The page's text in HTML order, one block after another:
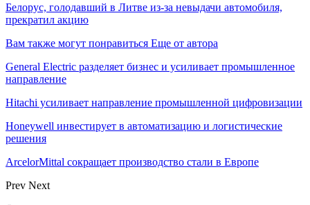
Белорус, голодавший в Литве из-за невыдачи автомобиля,
прекратил акцию
Вам также могут понравиться Еще от автора
General Electric разделяет бизнес и усиливает промышленное
направление
Hitachi усиливает направление промышленной цифровизации
Honeywell инвестирует в автоматизацию и логистические
решения
ArcelorMittal сокращает производство стали в Европе
Prev Next